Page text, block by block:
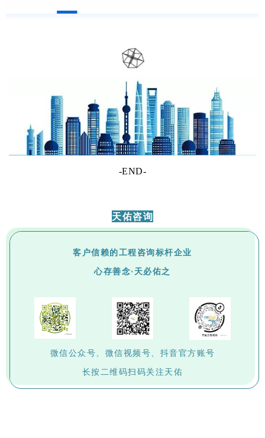
-END-
天佑咨询
客户信赖的工程咨询标杆企业
心存善念·天必佑之
微信公众号、微信视频号、抖音官方账号
长按二维码扫码关注天佑